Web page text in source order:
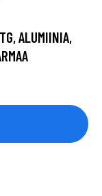
ALUMIINIA,